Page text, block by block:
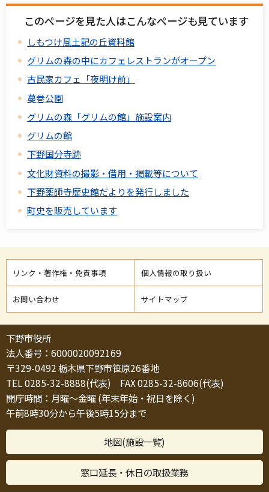
このページを見た人はこんなページも見ています
しもつけ風土記の丘資料館
グリムの森の中にカフェレストランがオープン
古民家カフェ「夜明け前」
蔓巻公園
グリムの森「グリムの館」施設案内
グリムの館
下野国分寺跡
文化財資料の撮影・借用・掲載等について
下野薬師寺歴史館だよりを発行しました
町史を販売しています
リンク・著作権・免責事項 個人情報の取り扱い
お問い合わせ サイトマップ
下野市役所
法人番号：6000020092169
〒329-0492 栃木県下野市笹原26番地
TEL 0285-32-8888(代表) FAX 0285-32-8606(代表)
開庁時間：月曜～金曜 (年末年始・祝日を除く)
午前8時30分から午後5時15分まで
地図(施設一覧)
窓口延長・休日の取扱業務